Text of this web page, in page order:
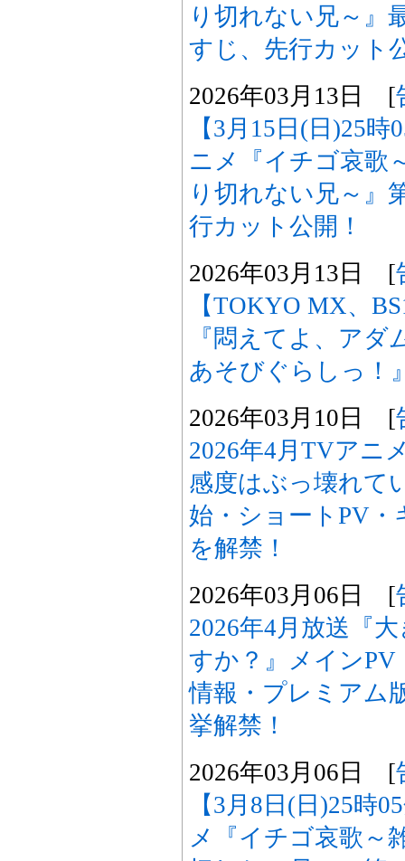
り切れない兄～
すじ、先行カット
2026年03月13日 [
【3月15日(日)25
ニメ『イチゴ哀歌
り切れない兄～
行カット公開！
2026年03月13日 [
【TOKYO MX、
『悶えてよ、アダ
あそびぐらしっ！
2026年03月10日 [
2026年4月TVアニ
感度はぶっ壊れて
始・ショートPV
を解禁！
2026年03月06日 [
2026年4月放送『
すか？』メインPV
情報・プレミアム
挙解禁！
2026年03月06日 [
【3月8日(日)25時
メ『イチゴ哀歌～